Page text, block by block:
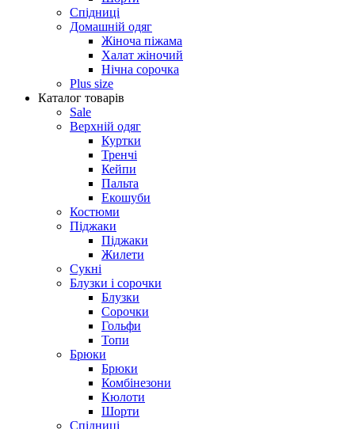
Спідниці
Домашній одяг
Жіноча піжама
Халат жіночий
Нічна сорочка
Plus size
Каталог товарів
Sale
Верхній одяг
Куртки
Тренчі
Кейпи
Пальта
Екошуби
Костюми
Піджаки
Піджаки
Жилети
Сукні
Блузки і сорочки
Блузки
Сорочки
Гольфи
Топи
Брюки
Брюки
Комбінезони
Кюлоти
Шорти
Спідниці